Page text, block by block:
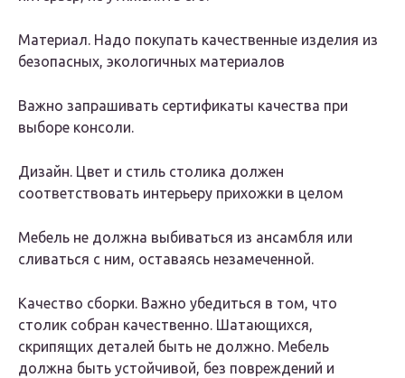
Материал. Надо покупать качественные изделия из
безопасных, экологичных материалов
Важно запрашивать сертификаты качества при
выборе консоли.
Дизайн. Цвет и стиль столика должен
соответствовать интерьеру прихожки в целом
Мебель не должна выбиваться из ансамбля или
сливаться с ним, оставаясь незамеченной.
Качество сборки. Важно убедиться в том, что
столик собран качественно. Шатающихся,
скрипящих деталей быть не должно. Мебель
должна быть устойчивой, без повреждений и